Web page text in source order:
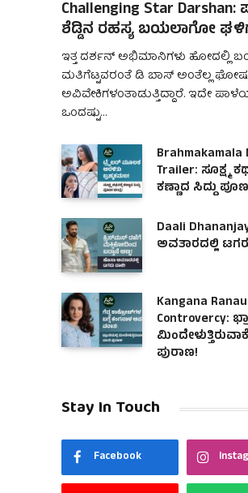
Challenging Star Darshan:
ಶೆಡ್ಡಿನ ರಹಸ್ಯ ಬಯಲಾಗೋ
ಇತ್ತ ದರ್ಶನ್ ಅಭಿಮಾನಿಗಳು ಹೋದಲ್ಲಿ
ಮತಿಗೆಟ್ಟವರಂತೆ ಡಿ ಬಾಸ್ ಅಂತೆಲ್ಲ
ಅವಿವೇಕಿಗಳಂತಾಡುತ್ತಿದ್ದಾರೆ. ಇದೇ
ಒಂದಷ್ಟು…
Brahmakamala
Trailer: ಸೂಕ್ಷ್ಮ
ಕಣ್ಣಾದ ಸಿದ್ದು
Daali
ಅವತಾರದಲ್ಲಿ
Kangana
Controvercy:
ಪುರಾಣ!
Stay In Touch
Facebook